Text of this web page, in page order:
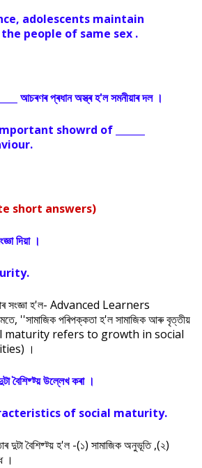
adolescents maintain
people of same sex .
আচৰণৰ প্ৰধান অস্ত্ৰ হ'ল সমনীয়াৰ দল ।
showrd of ______
short answers)
দিয়া ।
সংজ্ঞা হ'ল- Advanced Learners
''সামাজিক পৰিপক্কতা হ'ল সামাজিক আৰু বৃত্তীয়
maturity refers to growth in social
।
বৈশিষ্ট্য় উল্লেখ কৰা ।
of social maturity.
দুটা বৈশিষ্ট্য় হ'ল -(১) সামাজিক অনুভূতি ,(২)
।